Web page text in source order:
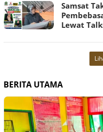
Samsat
Lewat
BERITA UTAMA